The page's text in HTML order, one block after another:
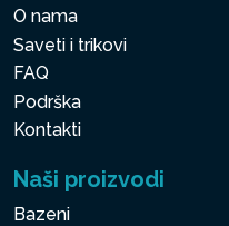
O nama
Saveti i trikovi
FAQ
Podrška
Kontakti
Naši proizvodi
Bazeni